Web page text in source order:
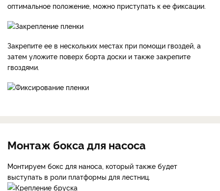
оптимальное положение, можно приступать к ее фиксации.
Закрепите ее в нескольких местах при помощи гвоздей, а
затем уложите поверх борта доски и также закрепите
гвоздями.
Монтаж бокса для насоса
Монтируем бокс для наноса, который также будет
выступать в роли платформы для лестниц.